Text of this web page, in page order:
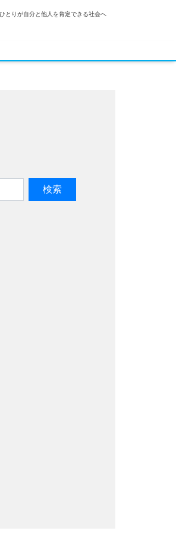
とりが自分と他人を肯定できる社会へ